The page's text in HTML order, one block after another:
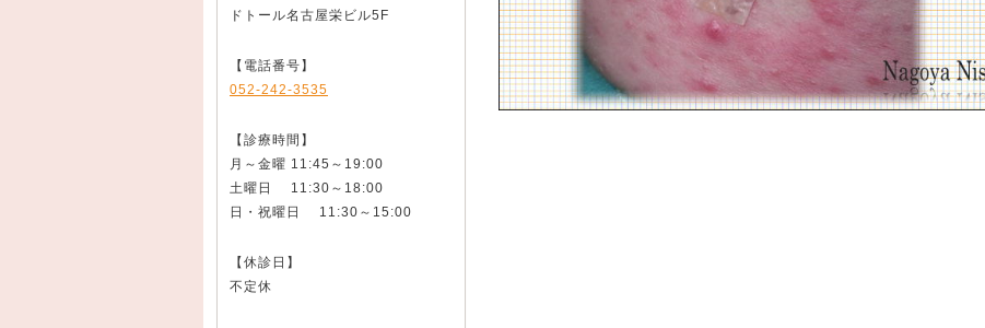
ドトール名古屋栄ビル5F
【電話番号】
052-242-3535
【診療時間】
月～金曜 11:45～19:00
土曜日 11:30～18:00
日・祝曜日 11:30～15:00
【休診日】
不定休